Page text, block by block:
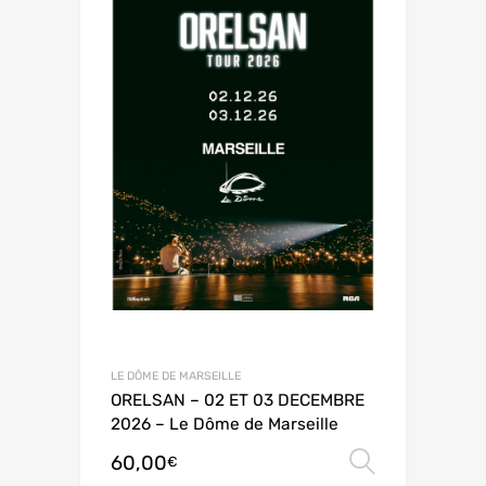
LE DÔME DE MARSEILLE
ORELSAN – 02 ET 03 DECEMBRE
2026 – Le Dôme de Marseille
60,00€